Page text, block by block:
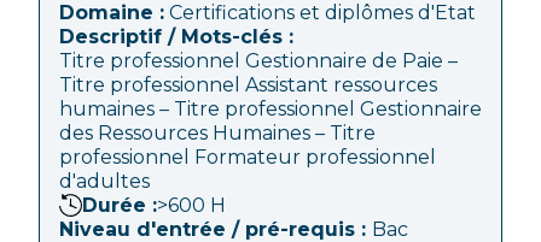
Domaine : Certifications et diplômes d'Etat
Descriptif / Mots-clés :
Titre professionnel Gestionnaire de Paie –
Titre professionnel Assistant ressources
humaines – Titre professionnel Gestionnaire
des Ressources Humaines – Titre
professionnel Formateur professionnel
d'adultes
Durée :>600 H
Niveau d'entrée / pré-requis : Bac